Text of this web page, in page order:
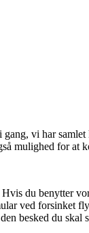
vi har
mulighed for at
du benytter
ved forsinket
besked du skal